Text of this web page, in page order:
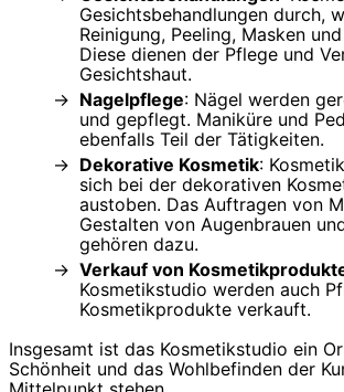
Gesichtsbehandlungen durch,
Reinigung, Peeling, Masken
Diese dienen der Pflege und
Gesichtshaut.
Nagelpflege: Nägel werden
und gepflegt. Maniküre und
ebenfalls Teil der Tätigkeiten.
Dekorative Kosmetik:
sich bei der dekorativen
austoben. Das Auftragen von
Gestalten von Augenbrauen
gehören dazu.
Verkauf von
Kosmetikstudio werden auch
Kosmetikprodukte verkauft.
Insgesamt ist das Kosmetikstudio ein
Schönheit und das Wohlbefinden der